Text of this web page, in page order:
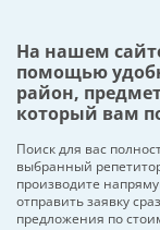
На нашем
помощью
район,
который вам
Поиск для вас
выбранный
производите
отправить заявку
предложения по